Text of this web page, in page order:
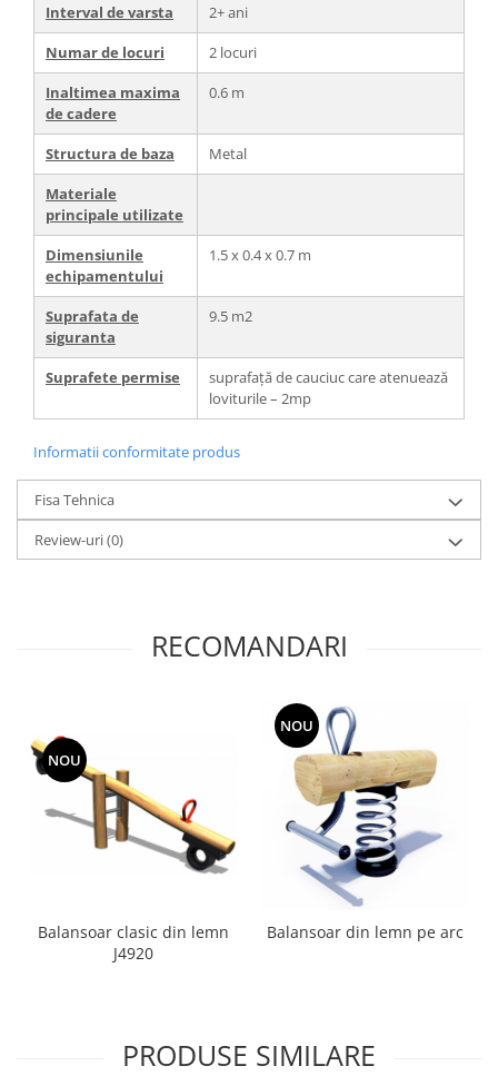
Interval de varsta
2+ ani
Numar de locuri
2 locuri
Inaltimea maxima
de cadere
0.6 m
Structura de baza
Metal
Materiale
principale utilizate
Dimensiunile
echipamentului
1.5 x 0.4 x 0.7 m
Suprafata de
siguranta
9.5 m2
Suprafete permise
suprafață de cauciuc care atenuează
loviturile – 2mp
Informatii conformitate produs
Fisa Tehnica
Review-uri(0)
RECOMANDARI
NOU
Balansoar clasic din lemn
J4920
NOU
Balansoar din lemn pe arc
PRODUSE SIMILARE